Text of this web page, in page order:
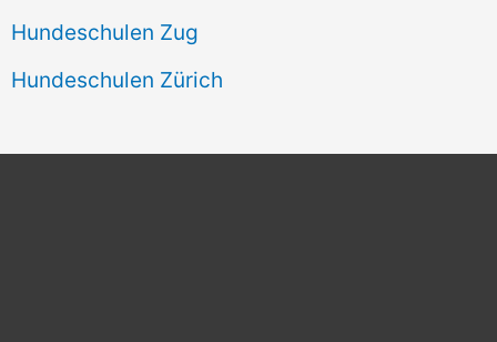
Hundeschulen Zug
Hundeschulen Zürich